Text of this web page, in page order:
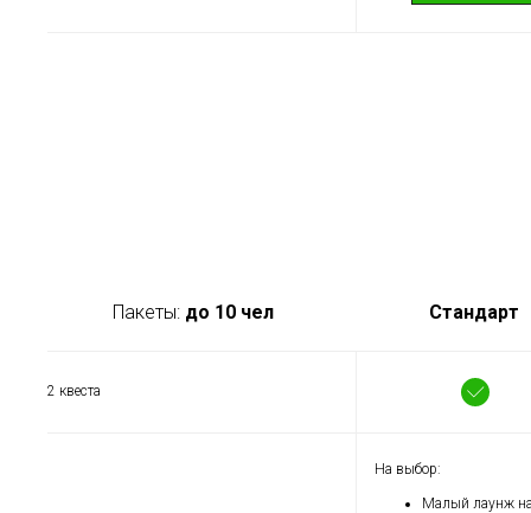
Пакеты: до 10 чел Стандарт
2 квеста
На выбор:
Малый лаунж